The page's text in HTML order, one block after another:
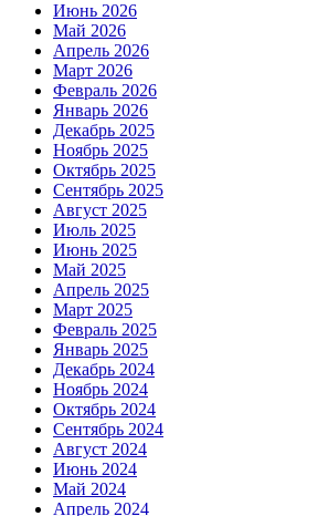
Июнь 2026
Май 2026
Апрель 2026
Март 2026
Февраль 2026
Январь 2026
Декабрь 2025
Ноябрь 2025
Октябрь 2025
Сентябрь 2025
Август 2025
Июль 2025
Июнь 2025
Май 2025
Апрель 2025
Март 2025
Февраль 2025
Январь 2025
Декабрь 2024
Ноябрь 2024
Октябрь 2024
Сентябрь 2024
Август 2024
Июнь 2024
Май 2024
Апрель 2024